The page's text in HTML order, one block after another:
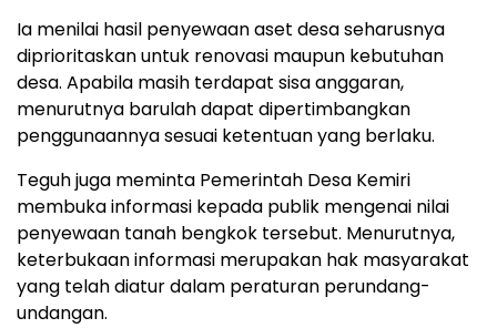
Ia menilai hasil penyewaan aset desa seharusnya
diprioritaskan untuk renovasi maupun kebutuhan
desa. Apabila masih terdapat sisa anggaran,
menurutnya barulah dapat dipertimbangkan
penggunaannya sesuai ketentuan yang berlaku.
Teguh juga meminta Pemerintah Desa Kemiri
membuka informasi kepada publik mengenai nilai
penyewaan tanah bengkok tersebut. Menurutnya,
keterbukaan informasi merupakan hak masyarakat
yang telah diatur dalam peraturan perundang-
undangan.